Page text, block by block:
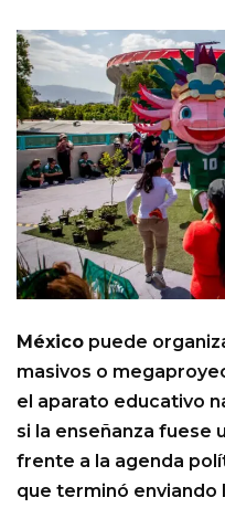
México puede
masivos o
el aparato educativo
si la enseñanza fuese
frente a la agenda
que terminó enviando